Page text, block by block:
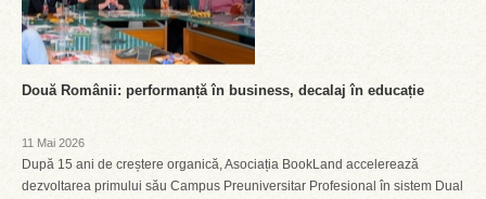
Două Românii: performanță în business, decalaj în educație
11 Mai 2026
După 15 ani de creștere organică, Asociația BookLand accelerează
dezvoltarea primului său Campus Preuniversitar Profesional în sistem Dual